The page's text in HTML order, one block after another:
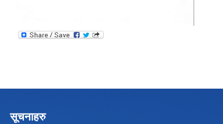
सूचनाहरु